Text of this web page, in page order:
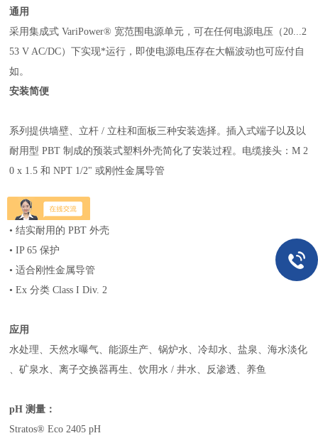
通用
采用集成式 VariPower® 宽范围电源单元，可在任何电源电压（20...2
53 V AC/DC）下实现*运行，即使电源电压存在大幅波动也可应付自
如。
安装简便
系列提供墙壁、立杆 / 立柱和面板三种安装选择。插入式端子以及以
耐用型 PBT 制成的预装式塑料外壳简化了安装过程。电缆接头：M 2
0 x 1.5 和 NPT 1/2" 或刚性金属导管
结实安全
• 结实耐用的 PBT 外壳
• IP 65 保护
• 适合刚性金属导管
• Ex 分类 Class I Div. 2
应用
水处理、 天然水曝气、能源生产、锅炉水、冷却水、盐泉、海水淡化
、矿泉水、离子交换器再生、饮用水 / 井水、 反渗透、 养鱼
pH 测量：
Stratos® Eco 2405 pH